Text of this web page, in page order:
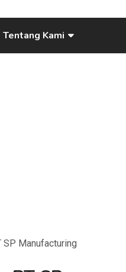
Tentang Kami
Manufacturing